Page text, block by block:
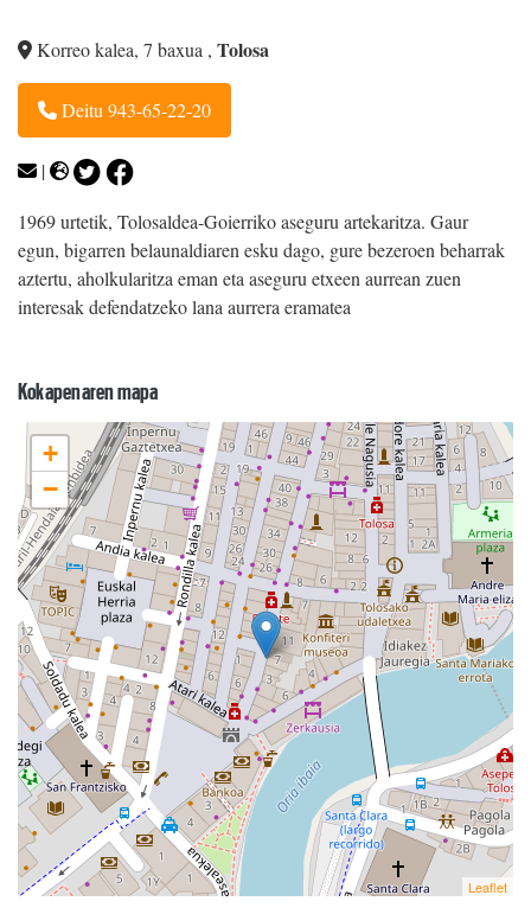
Korreo kalea, 7 baxua , Tolosa
Deitu 943-65-22-20
|
1969 urtetik, Tolosaldea-Goierriko aseguru artekaritza. Gaur
egun, bigarren belaunaldiaren esku dago, gure bezeroen beharrak
aztertu, aholkularitza eman eta aseguru etxeen aurrean zuen
interesak defendatzeko lana aurrera eramatea
Kokapenaren mapa
+
−
Leaflet